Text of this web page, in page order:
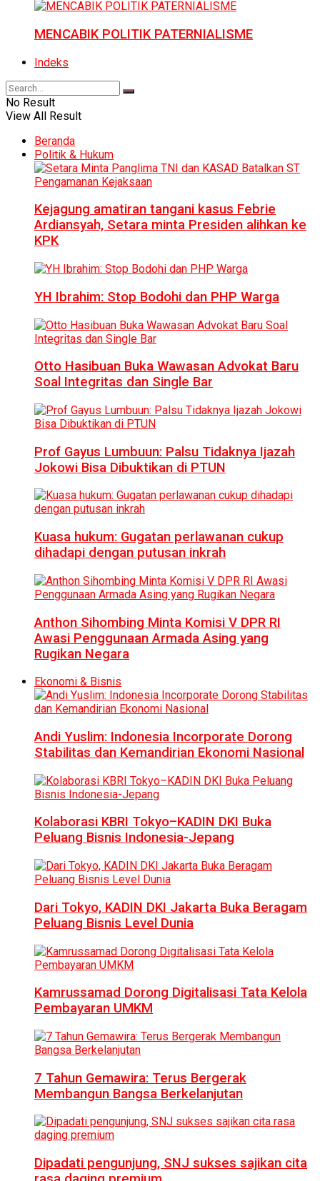
MENCABIK POLITIK PATERNIALISME
Indeks
No Result
View All Result
Beranda
Politik & Hukum
Kejagung amatiran tangani kasus Febrie
Ardiansyah, Setara minta Presiden alihkan ke
KPK
YH Ibrahim: Stop Bodohi dan PHP Warga
Otto Hasibuan Buka Wawasan Advokat Baru
Soal Integritas dan Single Bar
Prof Gayus Lumbuun: Palsu Tidaknya Ijazah
Jokowi Bisa Dibuktikan di PTUN
Kuasa hukum: Gugatan perlawanan cukup
dihadapi dengan putusan inkrah
Anthon Sihombing Minta Komisi V DPR RI
Awasi Penggunaan Armada Asing yang
Rugikan Negara
Ekonomi & Bisnis
Andi Yuslim: Indonesia Incorporate Dorong
Stabilitas dan Kemandirian Ekonomi Nasional
Kolaborasi KBRI Tokyo–KADIN DKI Buka
Peluang Bisnis Indonesia-Jepang
Dari Tokyo, KADIN DKI Jakarta Buka Beragam
Peluang Bisnis Level Dunia
Kamrussamad Dorong Digitalisasi Tata Kelola
Pembayaran UMKM
7 Tahun Gemawira: Terus Bergerak
Membangun Bangsa Berkelanjutan
Dipadati pengunjung, SNJ sukses sajikan cita